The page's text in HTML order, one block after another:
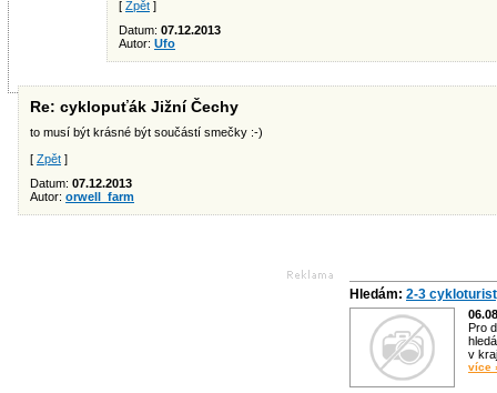
[ Zpět ]
Datum: 07.12.2013
Autor: Ufo
Re: cyklopuťák Jižní Čechy
to musí být krásné být součástí smečky :-)
[ Zpět ]
Datum: 07.12.2013
Autor: orwell_farm
Hledám: 2-3
Pro
v
více